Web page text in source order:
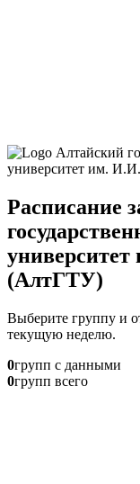
Расписание
(АлтГТУ)
Выберите группу и
текущую неделю.
0групп с данными
0групп всего